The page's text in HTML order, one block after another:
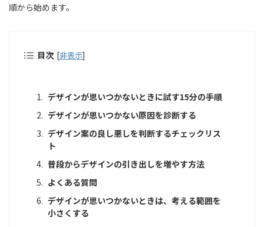
順から始めます。
目次 [非表示]
デザインが思いつかないときに試す15分の手順
デザインが思いつかない原因を診断する
デザイン案の良し悪しを判断するチェックリス
ト
普段からデザインの引き出しを増やす方法
よくある質問
デザインが思いつかないときは、考える範囲を
小さくする